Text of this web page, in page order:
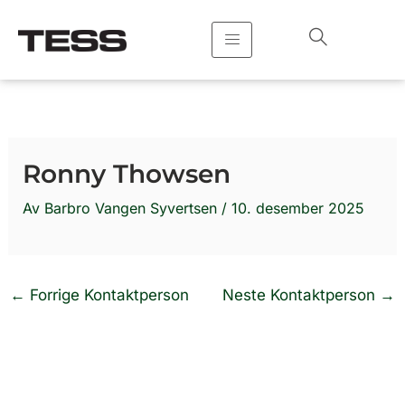
rett
Ronny Thowsen
Av Barbro Vangen Syvertsen / 10. desember 2025
← Forrige Kontaktperson Neste Kontaktperson →